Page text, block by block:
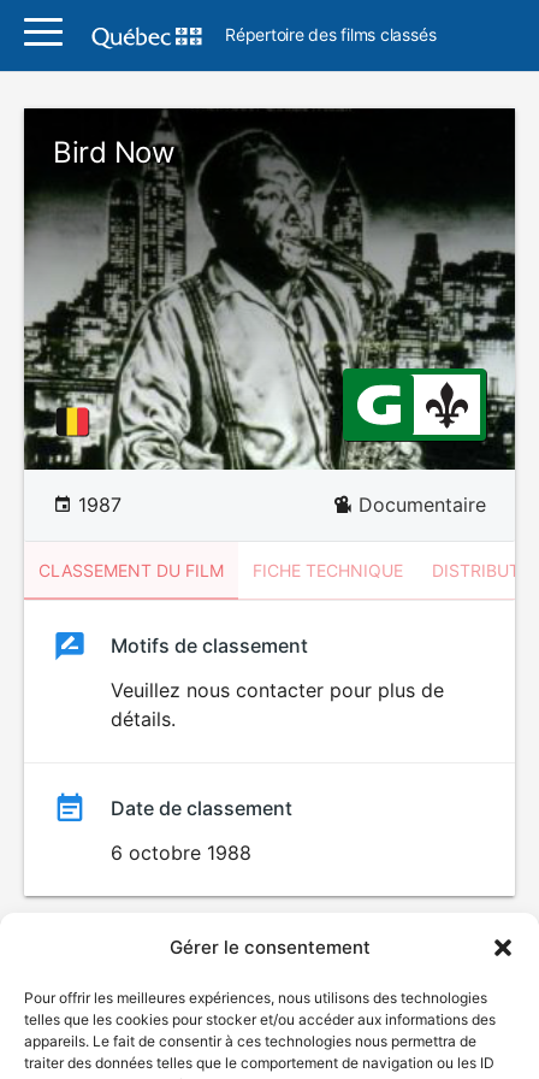
Gérer le consentement
Pour offrir les meilleures expériences, nous utilisons des technologies
telles que les cookies pour stocker et/ou accéder aux informations des
appareils. Le fait de consentir à ces technologies nous permettra de
traiter des données telles que le comportement de navigation ou les ID
Répertoire des films classés
Bird Now
1987 Documentaire
CLASSEMENT DU FILM FICHE TECHNIQUE
ClassementClassement
Motifs de classement
Veuillez nous contacter pour plus de
détails.
Date de classement
6 octobre 1988